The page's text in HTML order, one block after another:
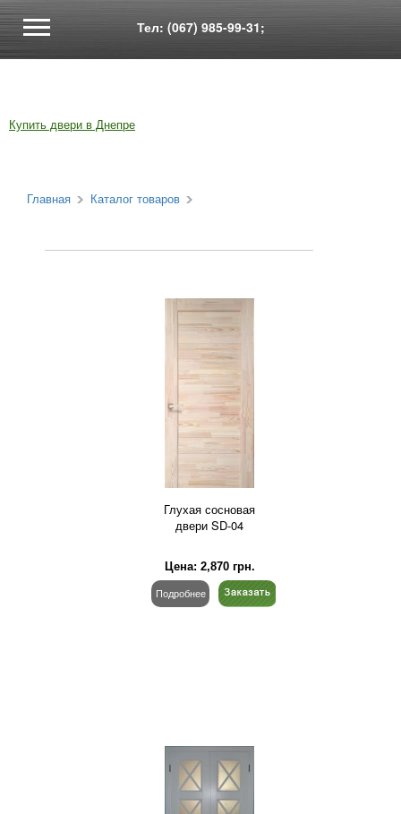
Тел: (067) 985-99-31;
Купить двери в Днепре
Главная Каталог товаров
Глухая сосновая
двери SD-04
Цена: 2,870грн.
Подробнее